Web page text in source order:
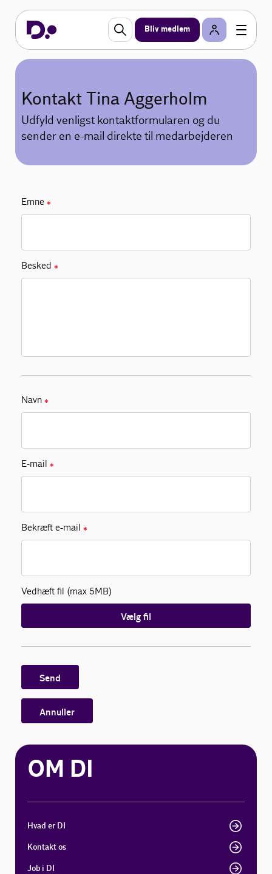
Bliv medlem
Kontakt Tina Aggerholm
Udfyld venligst kontaktformularen og du
sender en e-mail direkte til medarbejderen
Emne ✱
Besked ✱
Navn ✱
E-mail ✱
Bekræft e-mail ✱
Vedhæft fil (max 5MB)
Vælg fil
Send
Annuller
OM DI
Hvad er DI
Kontakt os
Job i DI